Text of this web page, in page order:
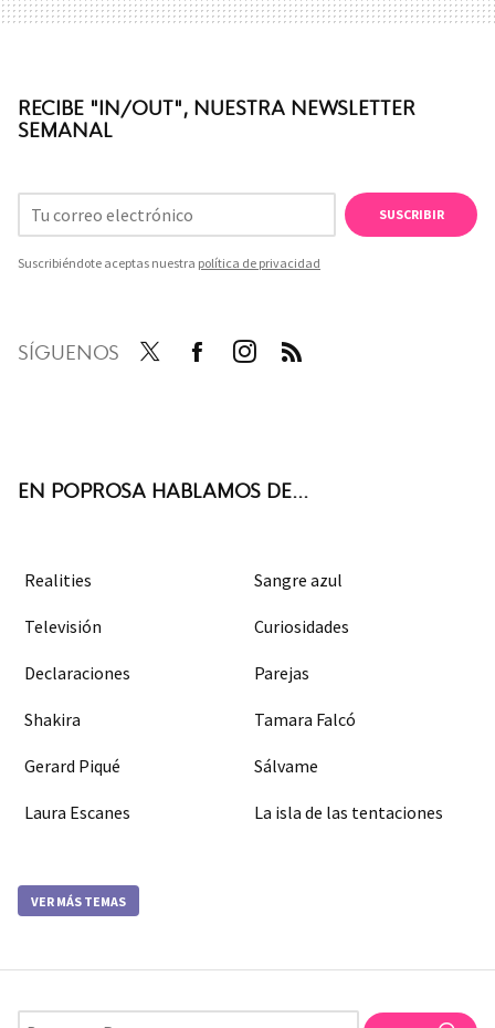
RECIBE "IN/OUT", NUESTRA NEWSLETTER
SEMANAL
SUSCRIBIR
Suscribiéndote aceptas nuestra política de privacidad
SÍGUENOS
EN POPROSA HABLAMOS DE...
Realities Sangre azul
Televisión Curiosidades
Declaraciones Parejas
Shakira Tamara Falcó
Gerard Piqué Sálvame
Laura Escanes La isla de las tentaciones
VER MÁS TEMAS